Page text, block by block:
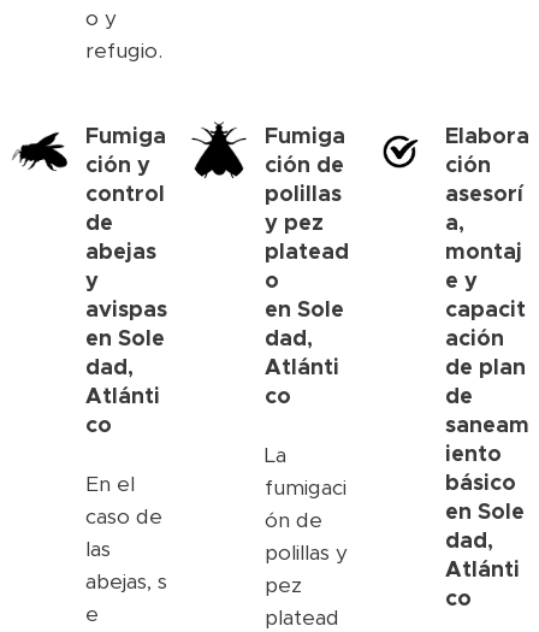
o y
refugio.
Fumiga
ción y
control
de
abejas
y
avispas
enSole
dad,
Atlánti
co
En el
caso de
las
abejas, s
e
Fumiga
ción de
polillas
y pez
platead
o
enSole
dad,
Atlánti
co
La
fumigaci
ón de
polillas y
pez
platead
Elabora
ción
asesorí
a,
montaj
e y
capacit
ación
de plan
de
saneam
iento
básico
en Sole
dad,
Atlánti
co